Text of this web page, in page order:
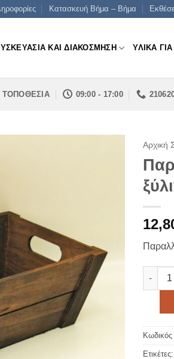
Κατασκευή Βήμα – Βήμα
ΚΑΙ ΔΙΑΚΟΣΜΗΣΗ ΥΛΙΚΑ
ΤΟΠΟΘΕΣΙΑ 09:00 - 17:00
Αρχική
Κωδικός
Ετικέτες: